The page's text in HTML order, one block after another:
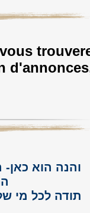
והנה הוא כאן-
תודה לכל מי